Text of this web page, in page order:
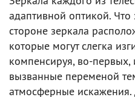
адаптивной оптикой. Что
стороне зеркала
которые могут слегка
компенсируя, во-
вызванные переменой
атмосферные искажения.